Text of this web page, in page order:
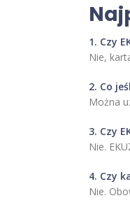
1. Czy
Nie,
2. Co
Można
3. Czy
Nie.
4. Czy
Nie.